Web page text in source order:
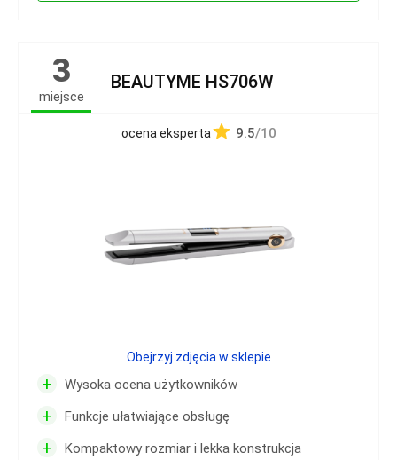
3
miejsce
BEAUTYME HS706W
ocena eksperta 9.5/10
+ Wysoka ocena użytkowników
+ Funkcje ułatwiające obsługę
+ Kompaktowy rozmiar i lekka konstrukcja
Obejrzyj zdjęcia w sklepie